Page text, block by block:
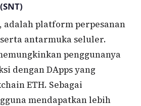
adalah platform perpesanan
antarmuka seluler.
penggunanya
dengan DApps yang
ETH. Sebagai
mendapatkan lebih